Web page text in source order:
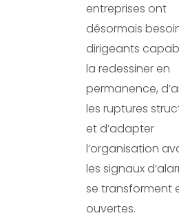
entreprises ont
désormais
dirigeants
la redessiner en
permanence,
les ruptures
et d’adapter
l’organisation
les signaux
se transforment
ouvertes.